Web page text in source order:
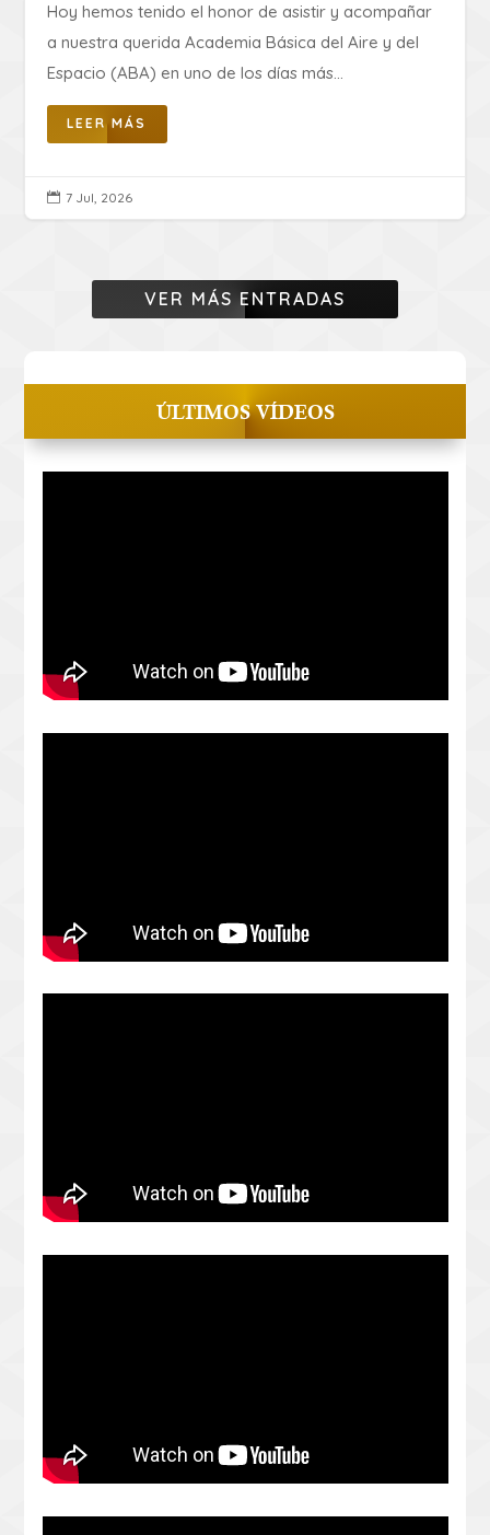
Hoy hemos tenido el honor de asistir y acompañar
a nuestra querida Academia Básica del Aire y del
Espacio (ABA) en uno de los días más...
LEER MÁS
 7 Jul, 2026
VER MÁS ENTRADAS
ÚLTIMOS VÍDEOS